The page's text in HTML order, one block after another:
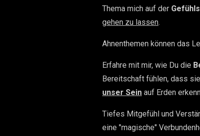
Thema mich auf der
gehen zu lassen.
Ahnenthemen können das
Erfahre mit mir, wie Du die
Bereitschaft fühlen, dass
unser Sein auf Erden
Tiefes Mitgefühl und
eine "magische"